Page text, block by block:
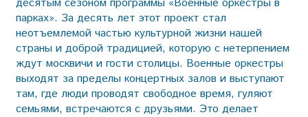
парках». За десять лет этот проект стал
неотъемлемой частью культурной жизни нашей
страны и доброй традицией, которую с нетерпением
ждут москвичи и гости столицы. Военные оркестры
выходят за пределы концертных залов и выступают
там, где люди проводят свободное время, гуляют
семьями, встречаются с друзьями. Это делает